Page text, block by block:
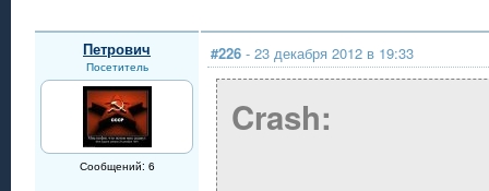
Петрович
Посетитель
Сообщений: 6
#226 - 23 декабря 2012 в 19:33
Crash: